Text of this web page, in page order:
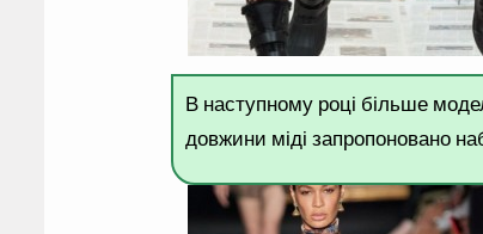
В наступному році більше
довжини міді запропоновано